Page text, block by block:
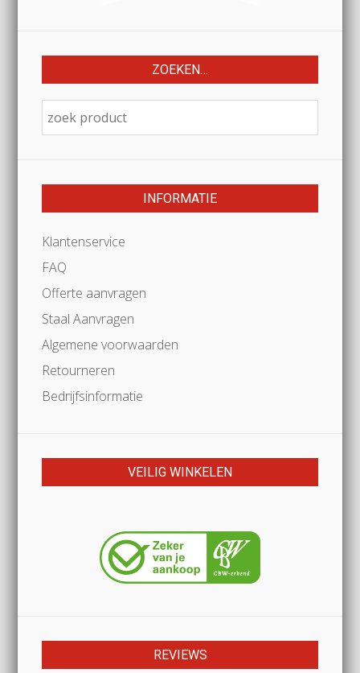
ZOEKEN…
INFORMATIE
Klantenservice
FAQ
Offerte aanvragen
Staal Aanvragen
Algemene voorwaarden
Retourneren
Bedrijfsinformatie
VEILIG WINKELEN
REVIEWS